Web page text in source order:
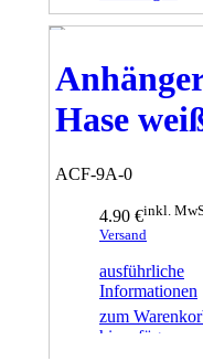
Hase
ACF-9A-0
4.90 €inkl.
Versand
ausführliche
Informationen
zum
hinzufügen